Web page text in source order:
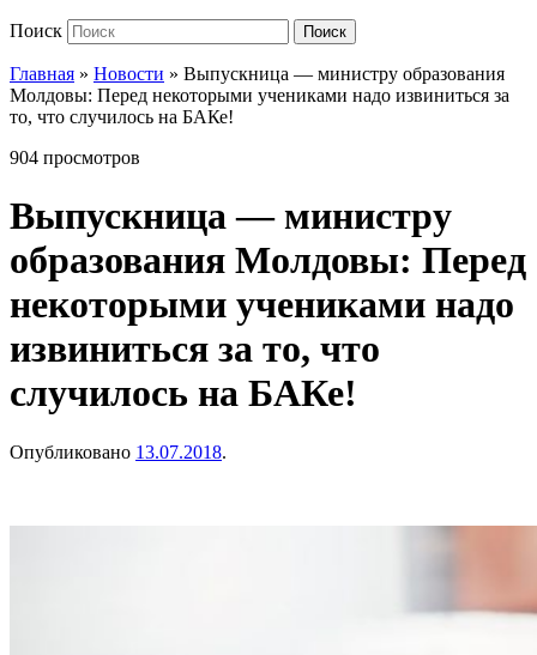
Поиск Поиск
Главная » Новости » Выпускница — министру образования
Молдовы: Перед некоторыми учениками надо извиниться за
то, что случилось на БАКе!
904 просмотров
Выпускница — министру
образования Молдовы: Перед
некоторыми учениками надо
извиниться за то, что
случилось на БАКе!
Опубликовано 13.07.2018.